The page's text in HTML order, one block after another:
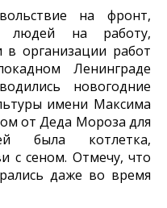
на фронт,
людей на работу,
организации работ
Ленинграде
новогодние
имени Максима
от Деда Мороза для
была котлетка,
с сеном. Отмечу, что
даже во время